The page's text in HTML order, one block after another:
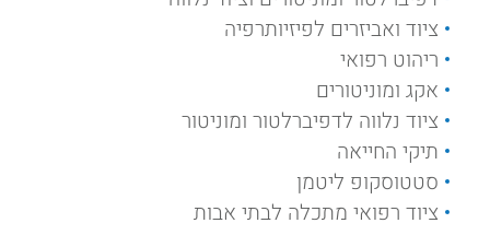
ציוד ואביזרים לפיזיותרפיה
ריהוט רפואי
אקג ומוניטורים
ציוד נלווה לדפיברלטור ומוניטור
תיקי החייאה
סטטוסקופ ליטמן
ציוד רפואי מתכלה לבתי אבות